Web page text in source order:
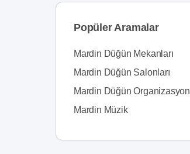
Popüler Aramalar
Mardin Düğün Mekanları
Mardin Düğün Salonları
Mardin Düğün Organizasyon
Mardin Müzik